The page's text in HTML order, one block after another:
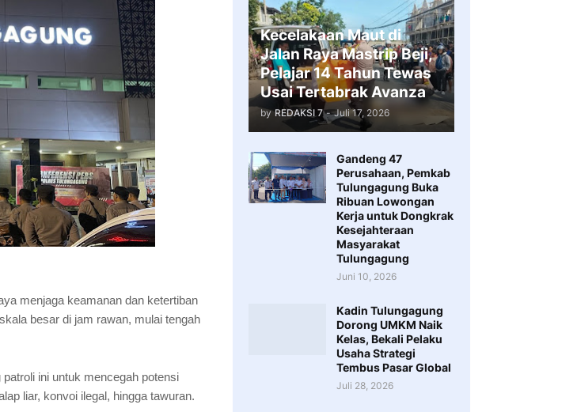
menjaga keamanan dan ketertiban
besar di jam rawan, mulai tengah
ini untuk mencegah potensi
liar, konvoi ilegal, hingga tawuran.
Kecelakaan Maut di
Jalan Raya Mastrip Beji,
Pelajar 14 Tahun Tewas
Usai Tertabrak Avanza
by REDAKSI 7 - Juli 17, 2026
Gandeng 47
Perusahaan, Pemkab
Tulungagung Buka
Ribuan Lowongan
Kerja untuk Dongkrak
Kesejahteraan
Masyarakat
Tulungagung
Juni 10, 2026
Kadin Tulungagung
Dorong UMKM Naik
Kelas, Bekali Pelaku
Usaha Strategi
Tembus Pasar Global
Juli 28, 2026